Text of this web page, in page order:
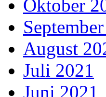
Oktober
August
Juli 2021
Juni 2021